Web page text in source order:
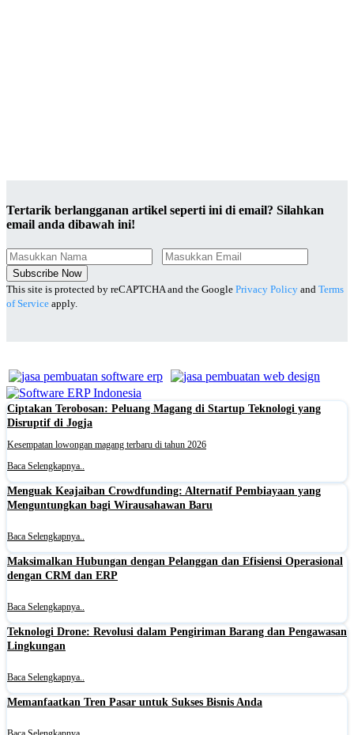
Tertarik berlangganan artikel seperti ini di email? Silahkan
email anda dibawah ini!
Subscribe Now
This site is protected by reCAPTCHA and the Google Privacy Policy and Terms
of Service apply.
Ciptakan Terobosan: Peluang Magang di Startup Teknologi yang
Disruptif di Jogja
Kesempatan lowongan magang terbaru di tahun 2026
Baca Selengkapnya..
Menguak Keajaiban Crowdfunding: Alternatif Pembiayaan yang
Menguntungkan bagi Wirausahawan Baru
Baca Selengkapnya..
Maksimalkan Hubungan dengan Pelanggan dan Efisiensi Operasional
dengan CRM dan ERP
Baca Selengkapnya..
Teknologi Drone: Revolusi dalam Pengiriman Barang dan Pengawasan
Lingkungan
Baca Selengkapnya..
Memanfaatkan Tren Pasar untuk Sukses Bisnis Anda